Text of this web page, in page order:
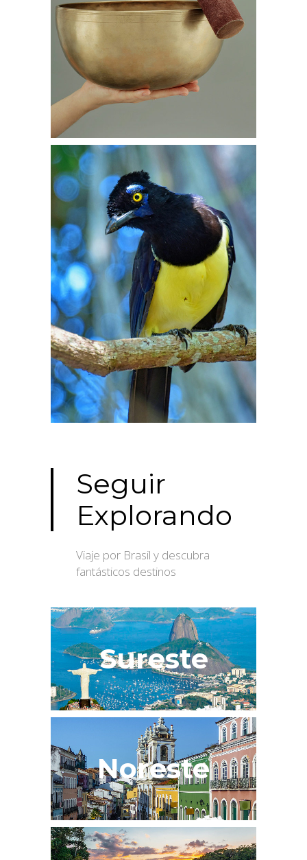
Seguir
Explorando
Viaje por Brasil y descubra
fantásticos destinos
Sureste
Noreste